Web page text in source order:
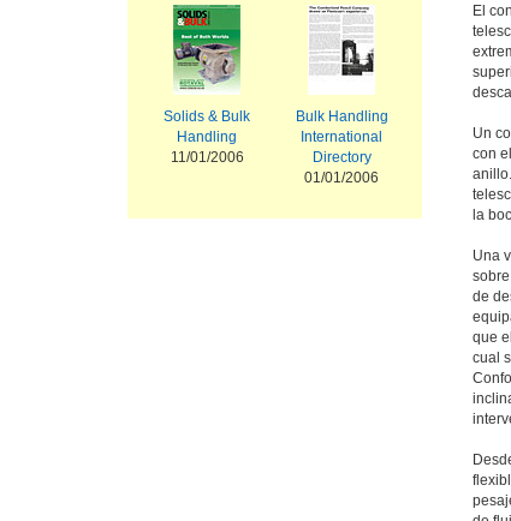
Solids & Bulk
Handling
11/01/2006
Bulk Handling
International
Directory
01/01/2006
El
Un
con
la
Una
de
que
cual